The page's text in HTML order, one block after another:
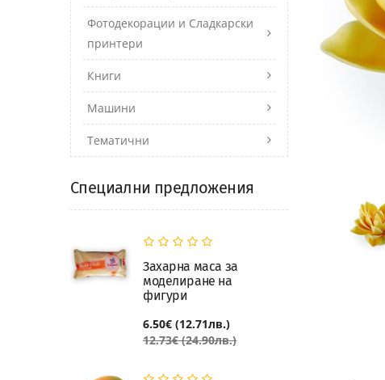
Фотодекорации и Сладкарски
принтери
Книги
Машини
Тематични
Специални предложения
Захарна маса за
моделиране на
фигури
6.50€ (12.71лв.)
12.73€ (24.90лв.)